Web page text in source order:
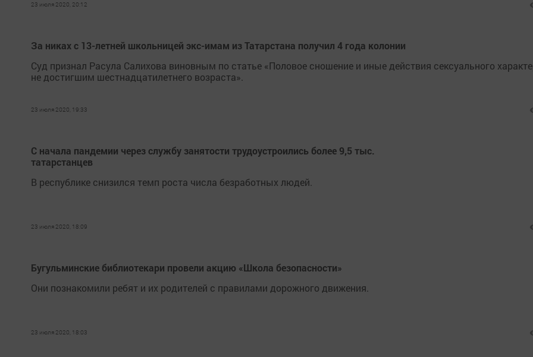
23 июля 2020, 20:12
За никах с 13-летней школьницей экс-имам из Татарстана получил 4 года колонии
Суд признал Расула Салихова виновным по статье «Половое сношение и иные действия сексуального
не достигшим шестнадцатилетнего возраста».
23 июля 2020, 19:33
С начала пандемии через службу занятости трудоустроились более 9,5 тыс.
татарстанцев
В республике снизился темп роста числа безработных людей.
23 июля 2020, 18:09
Бугульминские библиотекари провели акцию «Школа безопасности»
Они познакомили ребят и их родителей с правилами дорожного движения.
23 июля 2020, 18:03